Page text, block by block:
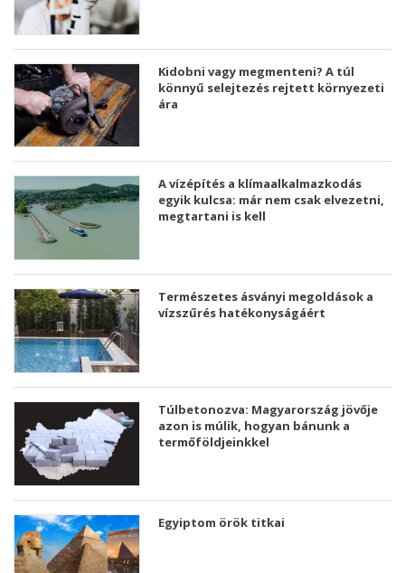
Kidobni vagy megmenteni? A túl
könnyű selejtezés rejtett környezeti
ára
A vízépítés a klímaalkalmazkodás
egyik kulcsa: már nem csak elvezetni,
megtartani is kell
Természetes ásványi megoldások a
vízszűrés hatékonyságáért
Túlbetonozva: Magyarország jövője
azon is múlik, hogyan bánunk a
termőföldjeinkkel
Egyiptom örök titkai